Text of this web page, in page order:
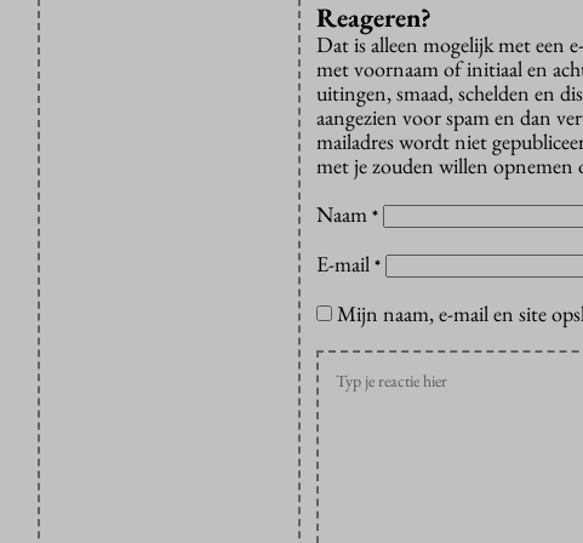
Reageren?
Dat is alleen mogelijk met een
met voornaam of initiaal en
uitingen, smaad, schelden en
aangezien voor spam en dan
mailadres wordt niet
met je zouden willen opnemen
Naam *
E-mail *
Mijn naam, e-mail en site